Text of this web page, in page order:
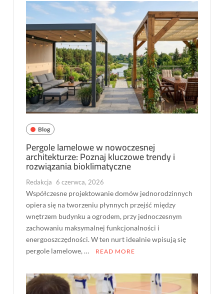
Blog
Pergole lamelowe w nowoczesnej
architekturze: Poznaj kluczowe trendy i
rozwiązania bioklimatyczne
Redakcja 6 czerwca, 2026
Współczesne projektowanie domów jednorodzinnych
opiera się na tworzeniu płynnych przejść między
wnętrzem budynku a ogrodem, przy jednoczesnym
zachowaniu maksymalnej funkcjonalności i
energooszczędności. W ten nurt idealnie wpisują się
pergole lamelowe, …
READ MORE